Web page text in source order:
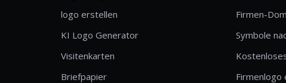
logo erstellen
KI Logo Generator
Visitenkarten
Briefpapier
Firmen-
Symbole
Firmenlogo